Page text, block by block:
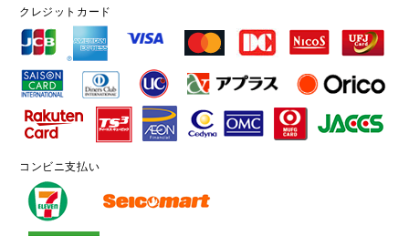
クレジットカード
コンビニ支払い